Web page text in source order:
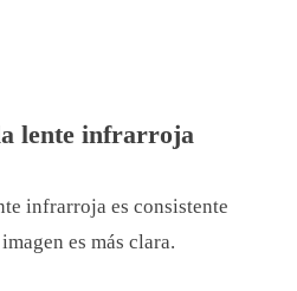
lente infrarroja
infrarroja es consistente
es más clara.